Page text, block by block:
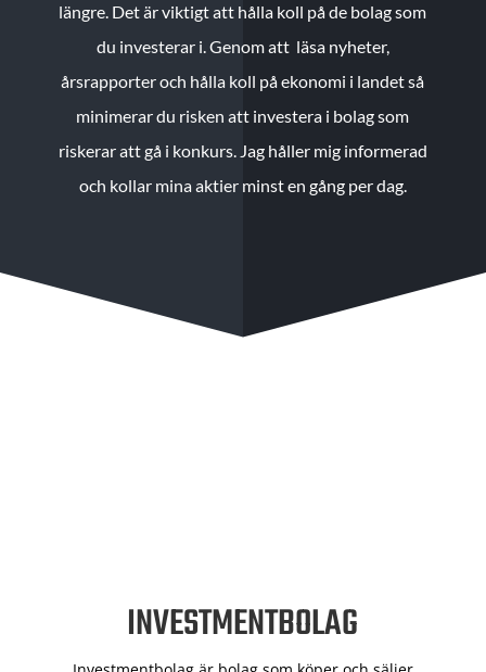
längre. Det är viktigt att hålla koll på de bolag som
du investerar i. Genom att läsa nyheter,
årsrapporter och hålla koll på ekonomi i landet så
minimerar du risken att investera i bolag som
riskerar att gå i konkurs. Jag håller mig informerad
och kollar mina aktier minst en gång per dag.
INVESTMENTBOLAG